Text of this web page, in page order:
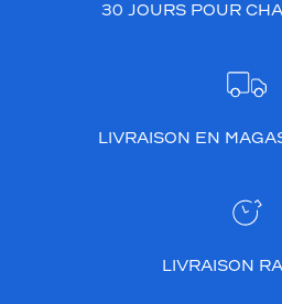
30 JOURS POUR
LIVRAISON EN
LIVRAISON